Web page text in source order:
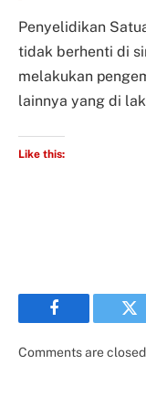
Penyelidikan
tidak berhenti di
melakukan
lainnya yang di
Like this:
Facebook
Comments are